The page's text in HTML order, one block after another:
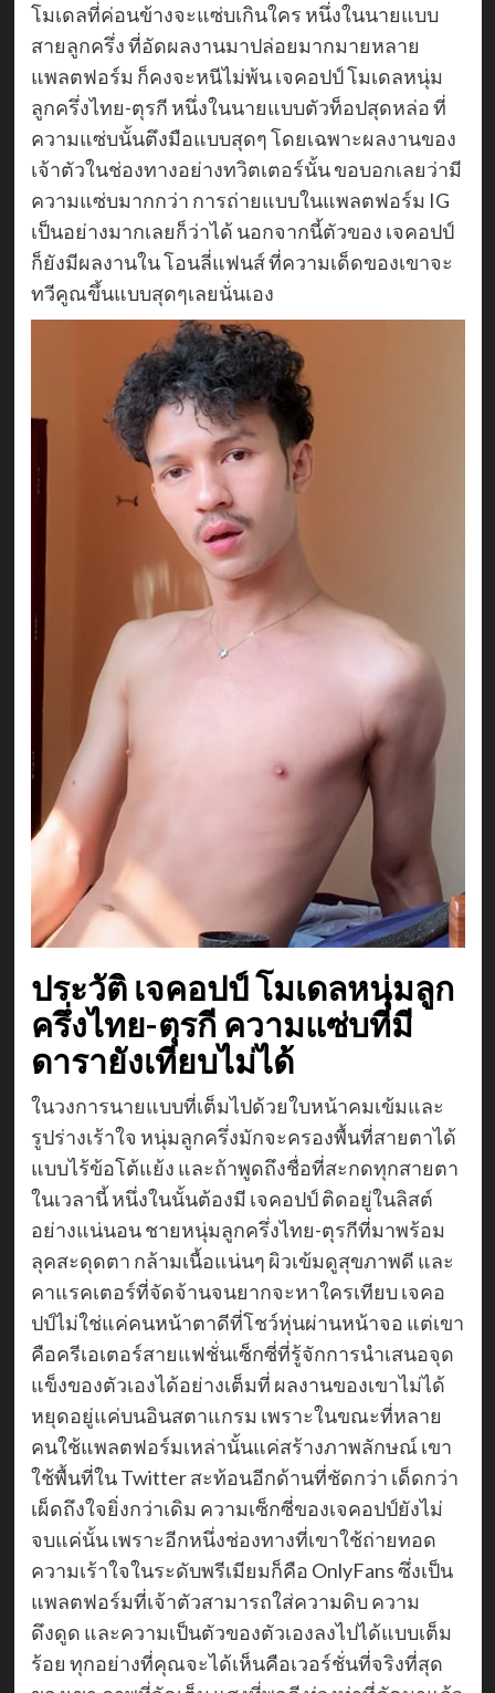
โมเดลที่ค่อนข้างจะแซ่บเกินใคร หนึ่งในนายแบบ
สายลูกครึ่ง ที่อัดผลงานมาปล่อยมากมายหลาย
แพลตฟอร์ม ก็คงจะหนีไม่พ้น เจคอปป์ โมเดลหนุ่ม
ลูกครึ่งไทย-ตุรกี หนึ่งในนายแบบตัวท็อปสุดหล่อ ที่
ความแซ่บนั้นตึงมือแบบสุดๆ โดยเฉพาะผลงานของ
เจ้าตัวในช่องทางอย่างทวิตเตอร์นั้น ขอบอกเลยว่ามี
ความแซ่บมากกว่า การถ่ายแบบในแพลตฟอร์ม IG
เป็นอย่างมากเลยก็ว่าได้ นอกจากนี้ตัวของ เจคอปป์
ก็ยังมีผลงานใน โอนลี่แฟนส์ ที่ความเด็ดของเขาจะ
ทวีคูณขึ้นแบบสุดๆเลยนั่นเอง
ประวัติ เจคอปป์ โมเดลหนุ่มลูก
ครึ่งไทย-ตุรกี ความแซ่บที่มี
ดารายังเทียบไม่ได้
ในวงการนายแบบที่เต็มไปด้วยใบหน้าคมเข้มและ
รูปร่างเร้าใจ หนุ่มลูกครึ่งมักจะครองพื้นที่สายตาได้
แบบไร้ข้อโต้แย้ง และถ้าพูดถึงชื่อที่สะกดทุกสายตา
ในเวลานี้ หนึ่งในนั้นต้องมี เจคอปป์ ติดอยู่ในลิสต์
อย่างแน่นอน ชายหนุ่มลูกครึ่งไทย-ตุรกีที่มาพร้อม
ลุคสะดุดตา กล้ามเนื้อแน่นๆ ผิวเข้มดูสุขภาพดี และ
คาแรคเตอร์ที่จัดจ้านจนยากจะหาใครเทียบ เจคอ
ปป์ไม่ใช่แค่คนหน้าตาดีที่โชว์หุ่นผ่านหน้าจอ แต่เขา
คือครีเอเตอร์สายแฟชั่นเซ็กซี่ที่รู้จักการนำเสนอจุด
แข็งของตัวเองได้อย่างเต็มที่ ผลงานของเขาไม่ได้
หยุดอยู่แค่บนอินสตาแกรม เพราะในขณะที่หลาย
คนใช้แพลตฟอร์มเหล่านั้นแค่สร้างภาพลักษณ์ เขา
ใช้พื้นที่ใน Twitter สะท้อนอีกด้านที่ชัดกว่า เด็ดกว่า
เผ็ดถึงใจยิ่งกว่าเดิม ความเซ็กซี่ของเจคอปป์ยังไม่
จบแค่นั้น เพราะอีกหนึ่งช่องทางที่เขาใช้ถ่ายทอด
ความเร้าใจในระดับพรีเมียมก็คือ OnlyFans ซึ่งเป็น
แพลตฟอร์มที่เจ้าตัวสามารถใส่ความดิบ ความ
ดึงดูด และความเป็นตัวของตัวเองลงไปได้แบบเต็ม
ร้อย ทุกอย่างที่คุณจะได้เห็นคือเวอร์ชั่นที่จริงที่สุด